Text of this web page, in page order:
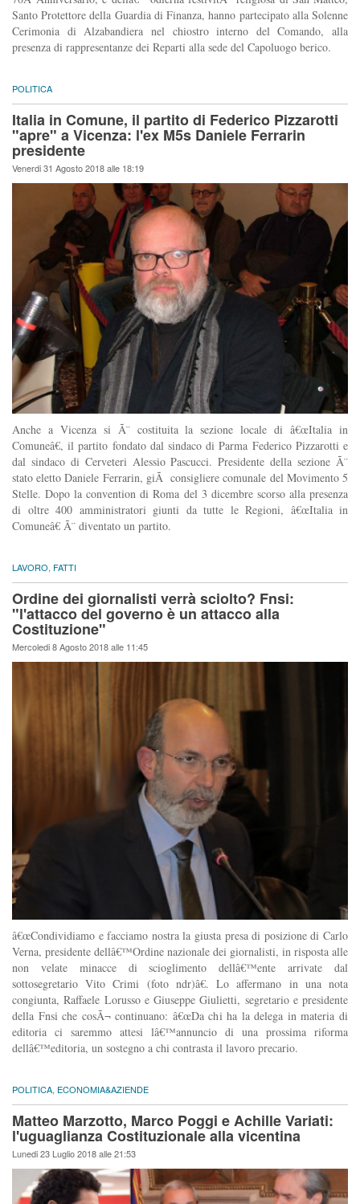
Santo Protettore della Guardia di Finanza, hanno partecipato alla Solenne
Cerimonia di Alzabandiera nel chiostro interno del Comando, alla
presenza di rappresentanze dei Reparti alla sede del Capoluogo berico.
POLITICA
Italia in Comune, il partito di Federico Pizzarotti
"apre" a Vicenza: l'ex M5s Daniele Ferrarin
presidente
Venerdi 31 Agosto 2018 alle 18:19
Anche a Vicenza si Ã¨ costituita la sezione locale di â€œItalia in
Comuneâ€, il partito fondato dal sindaco di Parma Federico Pizzarotti e
dal sindaco di Cerveteri Alessio Pascucci. Presidente della sezione Ã¨
stato eletto Daniele Ferrarin, giÃ consigliere comunale del Movimento 5
Stelle. Dopo la convention di Roma del 3 dicembre scorso alla presenza
di oltre 400 amministratori giunti da tutte le Regioni, â€œItalia in
Comuneâ€ Ã¨ diventato un partito.
LAVORO, FATTI
Ordine dei giornalisti verrà sciolto? Fnsi:
"l'attacco del governo è un attacco alla
Costituzione"
Mercoledi 8 Agosto 2018 alle 11:45
â€œCondividiamo e facciamo nostra la giusta presa di posizione di Carlo
Verna, presidente dellâ€™Ordine nazionale dei giornalisti, in risposta alle
non velate minacce di scioglimento dellâ€™ente arrivate dal
sottosegretario Vito Crimi (foto ndr)â€. Lo affermano in una nota
congiunta, Raffaele Lorusso e Giuseppe Giulietti, segretario e presidente
della Fnsi che cosÃ¬ continuano: â€œDa chi ha la delega in materia di
editoria ci saremmo attesi lâ€™annuncio di una prossima riforma
dellâ€™editoria, un sostegno a chi contrasta il lavoro precario.
POLITICA ECONOMIA&AZIENDE
Matteo Marzotto, Marco Poggi e Achille Variati:
l'uguaglianza Costituzionale alla vicentina
Lunedi 23 Luglio 2018 alle 21:53